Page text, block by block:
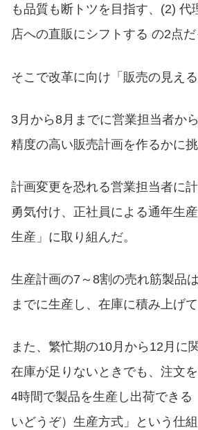
も品質も断トツを目指す、(2) 代
店への直販にシフトする の2点だ
そこで改革に向け「販売の見える
3月から8月までに営業担当者か
精度の高い販売計画を作るかに挑
計画変更を恐れる営業担当者に
勇気付け、正社員による通年生
生産」に取り組んだ。
生産計画の7～8割の売れ筋製品
までに生産し、在庫に積み上げ
また、繁忙期の10月から12月に
在庫が足りないときでも、注文
4時間で製品を生産し出荷できる
いどうぞ）生産方式」という仕組